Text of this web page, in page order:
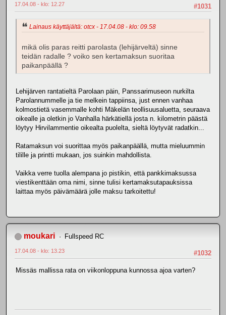
#1031
17.04.08 - klo: 12.27
Lainaus käyttäjältä: otcx - 17.04.08 - klo: 09.58
mikä olis paras reitti parolasta (lehijärveltä) sinne
teidän radalle ? voiko sen kertamaksun suoritaa
paikanpäällä ?
Lehijärven rantatieltä Parolaan päin, Panssarimuseon nurkilta
Parolannummelle ja tie melkein tappiinsa, just ennen vanhaa
kolmostietä vasemmalle kohti Mäkelän teollisuusaluetta, seuraava
oikealle ja oletkin jo Vanhalla härkätiellä josta n. kilometrin päästä
löytyy Hirvilammentie oikealta puolelta, sieltä löytyvät radatkin...
Ratamaksun voi suorittaa myös paikanpäällä, mutta mieluummin
tilille ja printti mukaan, jos suinkin mahdollista.
Vaikka verre tuolla alempana jo pistikin, että pankkimaksussa
viestikenttään oma nimi, sinne tulisi kertamaksutapauksissa
laittaa myös päivämäärä jolle maksu tarkoitettu!
moukari Fullspeed RC
#1032
17.04.08 - klo: 13.23
Missäs mallissa rata on viikonloppuna kunnossa ajoa varten?